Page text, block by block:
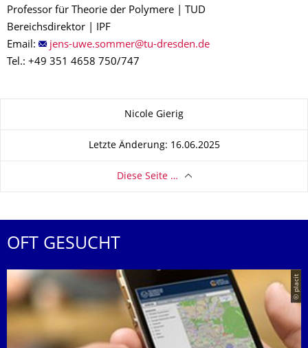
Professor für Theorie der Polymere | TUD
Bereichsdirektor | IPF
Email:
Tel.: +49 351 4658 750/747
Nicole Gierig
Letzte Änderung: 16.06.2025
Diese Seite …
OFT GESUCHT
© placit